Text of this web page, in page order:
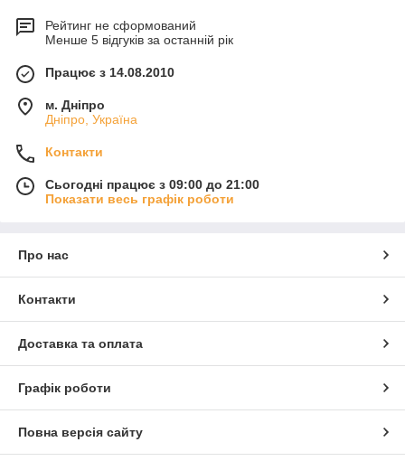
Рейтинг не сформований
Менше 5 відгуків за останній рік
Працює з 14.08.2010
м. Дніпро
Дніпро, Україна
Контакти
Сьогодні працює з 09:00 до 21:00
Показати весь графік роботи
Про нас
Контакти
Доставка та оплата
Графік роботи
Повна версія сайту